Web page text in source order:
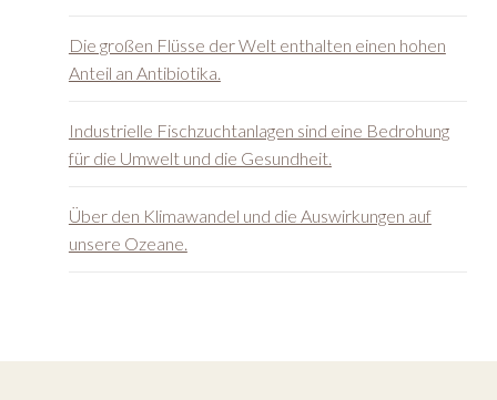
Die großen Flüsse der Welt enthalten einen hohen
Anteil an Antibiotika.
Industrielle Fischzuchtanlagen sind eine Bedrohung
für die Umwelt und die Gesundheit.
Über den Klimawandel und die Auswirkungen auf
unsere Ozeane.